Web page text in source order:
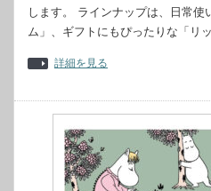
します。 ラインナップは、日常使
ム」、ギフトにもぴったりな「リ
詳細を見る